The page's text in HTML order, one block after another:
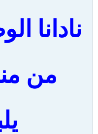
نادانا
من